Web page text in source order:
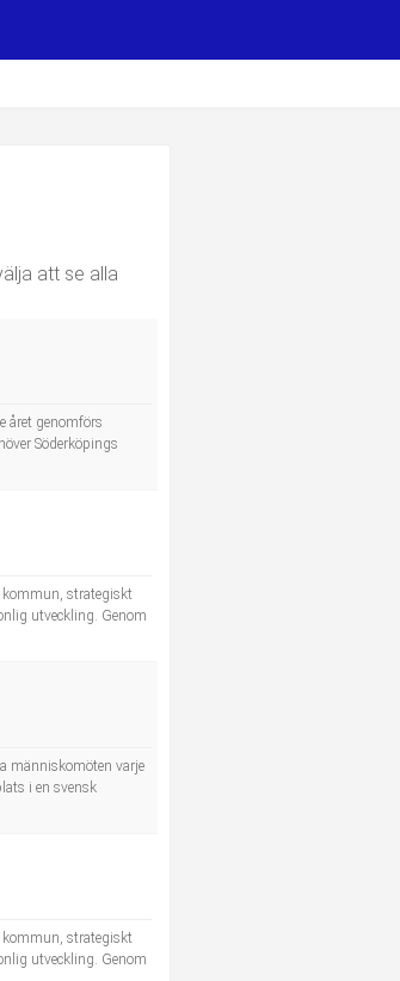
att se alla
året genomförs
Söderköpings
kommun, strategiskt
utveckling. Genom
människomöten varje
i en svensk
kommun, strategiskt
utveckling. Genom